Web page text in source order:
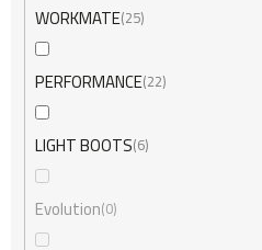
WORKMATE 25
PERFORMANCE 22
LIGHT BOOTS 6
Evolution 0